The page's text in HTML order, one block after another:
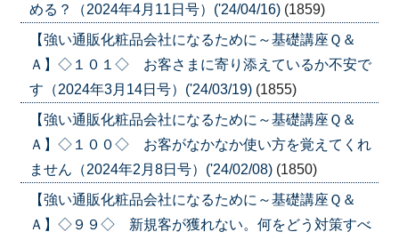
める？（2024年4月11日号）('24/04/16) (1859)
【強い通販化粧品会社になるために～基礎講座Ｑ＆
Ａ】◇１０１◇ お客さまに寄り添えているか不安で
す（2024年3月14日号）('24/03/19) (1855)
【強い通販化粧品会社になるために～基礎講座Ｑ＆
Ａ】◇１００◇ お客がなかなか使い方を覚えてくれ
ません（2024年2月8日号）('24/02/08) (1850)
【強い通販化粧品会社になるために～基礎講座Ｑ＆
Ａ】◇９９◇ 新規客が獲れない。何をどう対策すべ